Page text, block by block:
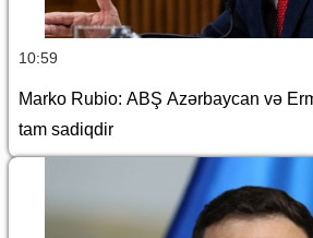
10:59
Marko Rubio: ABŞ Azərbaycan və
tam sadiqdir